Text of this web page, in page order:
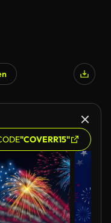
"COVERR15"